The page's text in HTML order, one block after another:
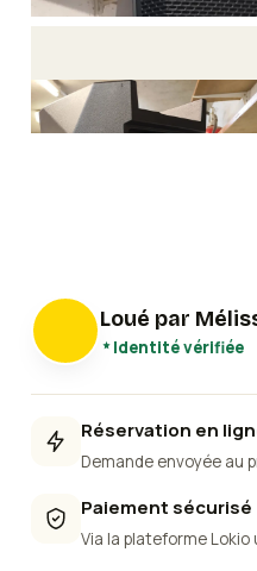
Loué par
Identité vérifiée
Réservation en
Demande envoyée au
Paiement sécurisé
Via la plateforme